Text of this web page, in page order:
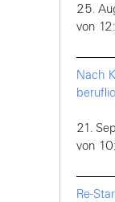
25.
von
Nach
21.
von
Re-